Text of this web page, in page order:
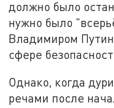
должно было
нужно было
Владимиром
сфере
Однако, когда
речами после